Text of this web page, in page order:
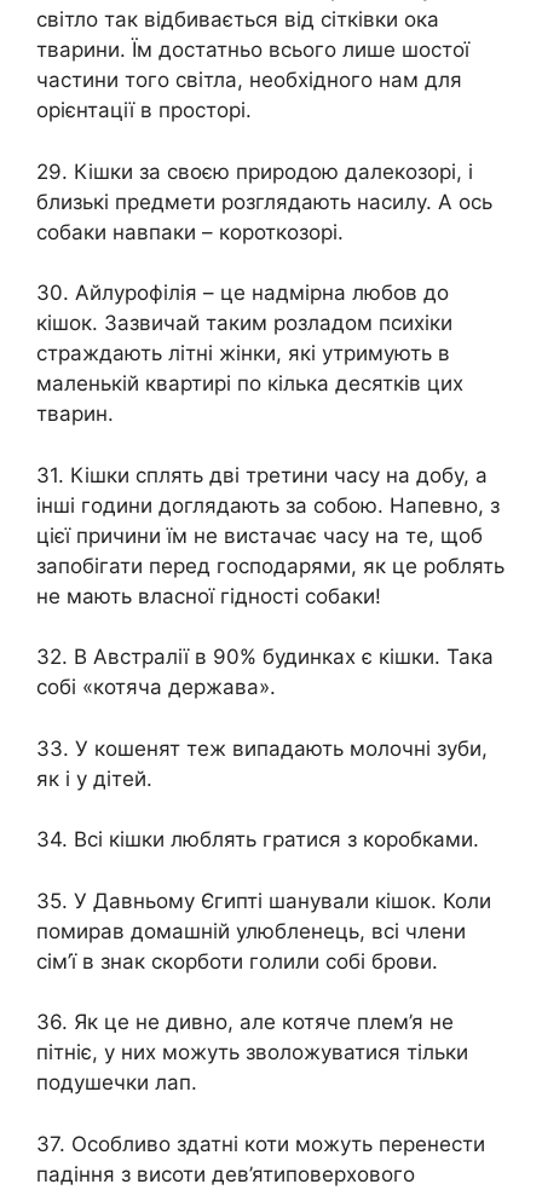
світло так відбивається від сітківки ока
тварини. Їм достатньо всього лише шостої
частини того світла, необхідного нам для
орієнтації в просторі.
29. Кішки за своєю природою далекозорі, і
близькі предмети розглядають насилу. А ось
собаки навпаки – короткозорі.
30. Айлурофілія – ​​це надмірна любов до
кішок. Зазвичай таким розладом психіки
страждають літні жінки, які утримують в
маленькій квартирі по кілька десятків цих
тварин.
31. Кішки сплять дві третини часу на добу, а
інші години доглядають за собою. Напевно, з
цієї причини їм не вистачає часу на те, щоб
запобігати перед господарями, як це роблять
не мають власної гідності собаки!
32. В Австралії в 90% будинках є кішки. Така
собі «котяча держава».
33. У кошенят теж випадають молочні зуби,
як і у дітей.
34. Всі кішки люблять гратися з коробками.
35. У Давньому Єгипті шанували кішок. Коли
помирав домашній улюбленець, всі члени
сім’ї в знак скорботи голили собі брови.
36. Як це не дивно, але котяче плем’я не
пітніє, у них можуть зволожуватися тільки
подушечки лап.
37. Особливо здатні коти можуть перенести
падіння з висоти дев’ятиповерхового